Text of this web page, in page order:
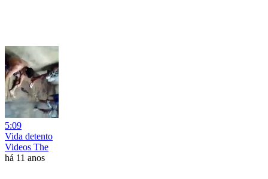
5:09
Vida detento
Videos The
há 11 anos